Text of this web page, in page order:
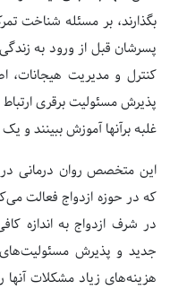
بگذارند، بر مسئله شناخت
پسرشان قبل از ورود به
کنترل و مدیریت هیجانات،
پذیرش مسئولیت برقری
غلبه برآنها آموزش ببینند و
این متخصص روان درمانی در
که در حوزه ازدواج فعالت
در شرف ازدواج به اندازه
جدید و پذیرش
هزینه‌های زیاد مشکلات آنها